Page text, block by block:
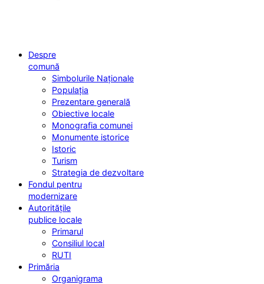
Despre
comună
Simbolurile Naționale
Populația
Prezentare generală
Obiective locale
Monografia comunei
Monumente istorice
Istoric
Turism
Strategia de dezvoltare
Fondul pentru
modernizare
Autoritățile
publice locale
Primarul
Consiliul local
RUTI
Primăria
Organigrama